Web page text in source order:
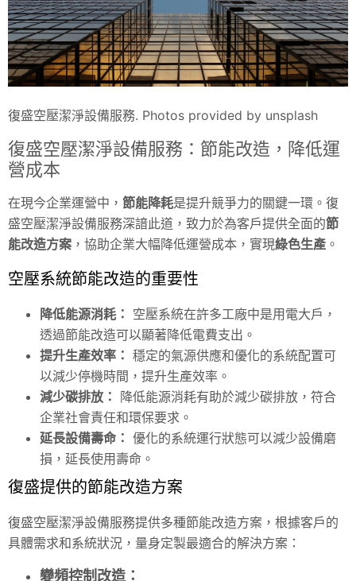
復盛空壓潔淨設備服務. Photos provided by unsplash
復盛空壓潔淨設備服務：節能改造，降低運
營成本
在現今企業運營中， 節能降耗是提升競爭力的關鍵一環。復
盛空壓潔淨設備服務深諳此道，致力於為客戶提供全面的節
能改造方案 ，協助企業大幅降低運營成本，實現綠色生產 。
空壓系統節能改造的重要性
降低能源消耗： 空壓系統在許多工廠中是用電大戶，
透過節能改造可以顯著降低電費支出。
提升生產效率： 穩定的氣源供應和優化的系統配置可
以減少停機時間，提升生產效率。
減少碳排放： 降低能源消耗有助於減少碳排放，符合
企業社會責任和環保要求。
延長設備壽命： 優化的系統運行狀態可以減少設備磨
損，延長使用壽命。
復盛提供的節能改造方案
復盛空壓潔淨設備服務提供多種節能改造方案，根據客戶的
具體需求和系統狀況，量身定製最適合的解決方案：
變頻控制改造：